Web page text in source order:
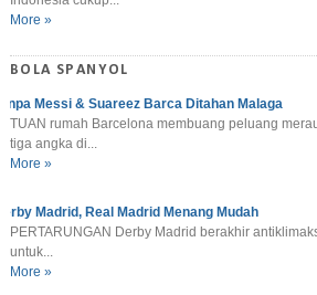
More »
BOLA SPANYOL
Tanpa Messi & Suareez Barca Ditahan Malaga
TUAN rumah Barcelona membuang peluang
tiga angka di...
More »
Derby Madrid, Real Madrid Menang Mudah
PERTARUNGAN Derby Madrid berakhir
untuk...
More »